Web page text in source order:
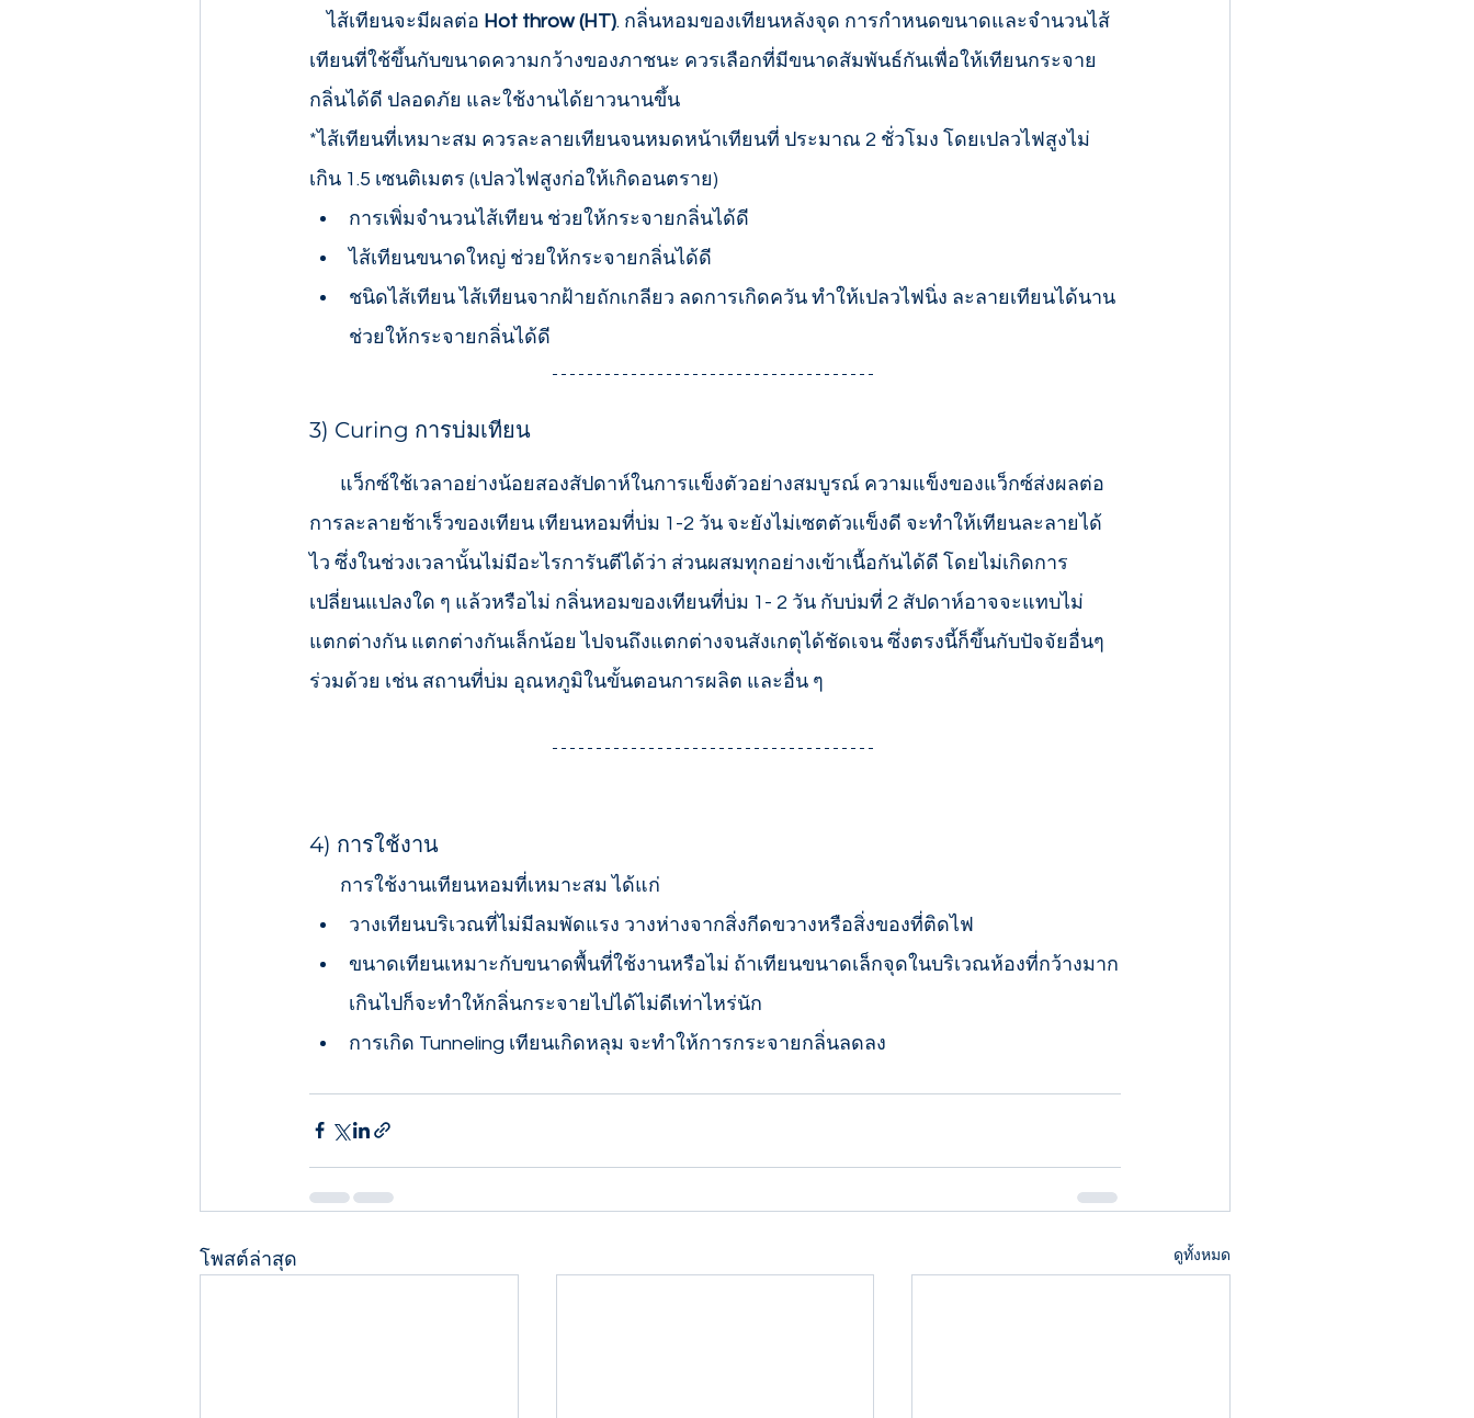
    ไส้เทียนจะมีผลต่อ
Hot throw (HT). กลิ่นหอมของเทียนหลังจุด การกำหนดขนาดและจำนวนไส้
เทียนที่ใช้ขึ้นกับขนาดความกว้างของภาชนะ ควรเลือกที่มีขนาดสัมพันธ์กันเพื่อให้เทียนกระจาย
กลิ่นได้ดี ปลอดภัย และใช้งานได้ยาวนานขึ้น
*ไส้เทียนที่เหมาะสม ควรละลายเทียนจนหมดหน้าเทียนที่ ประมาณ 2 ชั่วโมง โดยเปลวไฟสูงไม่
เกิน 1.5 เซนติเมตร (เปลวไฟสูงก่อให้เกิดอนตราย)
การเพิ่มจำนวนไส้เทียน ช่วยให้กระจายกลิ่นได้ดี
ไส้เทียนขนาดใหญ่ ช่วยให้กระจายกลิ่นได้ดี
ชนิดไส้เทียน ไส้เทียนจากฝ้ายถักเกลียว ลดการเกิดควัน ทำให้เปลวไฟนิ่ง ละลายเทียนได้นาน
ช่วยให้กระจายกลิ่นได้ดี
3) Curing การบ่มเทียน
การละลายช้าเร็วของเทียน เทียนหอมที่บ่ม 1-2 วัน จะยังไม่เซตตัวเเข็งดี จะทำให้เทียนละลายได้
ไว ซึ่งในช่วงเวลานั้นไม่มีอะไรการันตีได้ว่า ส่วนผสมทุกอย่างเข้าเนื้อกันได้ดี โดยไม่เกิดการ
เปลี่ยนแปลงใด ๆ แล้วหรือไม่ กลิ่นหอมของเทียนที่บ่ม 1- 2 วัน กับบ่มที่ 2 สัปดาห์อาจจะแทบไม่
แตกต่างกัน แตกต่างกันเล็กน้อย ไปจนถึงแตกต่างจนสังเกตุได้ชัดเจน ซึ่งตรงนี้ก็ขึ้นกับปัจจัยอื่นๆ
ร่วมด้วย เช่น สถานที่บ่ม อุณหภูมิในขั้นตอนการผลิต และอื่น ๆ
4) การใช้งาน
       การใช้งานเทียนหอมที่เหมาะสม ได้แก่
วางเทียนบริเวณที่ไม่มีลมพัดแรง วางห่างจากสิ่งกีดขวางหรือสิ่งของที่ติดไฟ
ขนาดเทียนเหมาะกับขนาดพื้นที่ใช้งานหรือไม่ ถ้าเทียนขนาดเล็กจุดในบริเวณห้องที่กว้างมาก
เกินไปก็จะทำให้กลิ่นกระจายไปได้ไม่ดีเท่าไหร่นัก
การเกิด Tunneling เทียนเกิดหลุม จะทำให้การกระจายกลิ่นลดลง
โพสต์ล่าสุด ดูทั้งหมด